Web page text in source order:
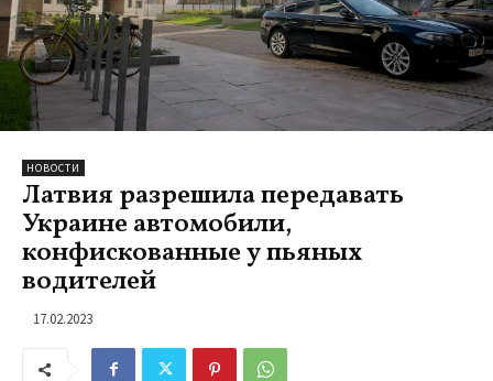
НОВОСТИ
Латвия разрешила передавать
Украине автомобили,
конфискованные у пьяных
водителей
17.02.2023